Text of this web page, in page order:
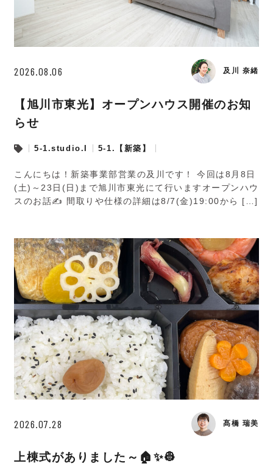
2026.08.06 及川 奈緒
【旭川市東光】オープンハウス開催のお知
らせ
5-1.studio.I 5-1.【新築】
こんにちは！新築事業部営業の及川です！ 今回は8月8日
(土)～23日(日)まで旭川市東光にて行いますオープンハウ
スのお話✍️ 間取りや仕様の詳細は8/7(金)19:00から […]
2026.07.28 髙橋 瑞美
上棟式がありました～🏠✨👷